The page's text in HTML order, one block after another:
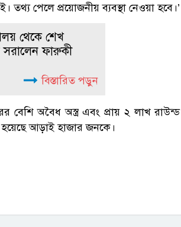
তথ্য পেলে প্রয়োজনীয় ব্যবস্থা নেওয়া হবে।’
থেকে শেখ
সরালেন ফারুকী
বিস্তারিত পড়ুন
বেশি অবৈধ অস্ত্র এবং প্রায় ২ লাখ রাউন্ড
হয়েছে আড়াই হাজার জনকে।